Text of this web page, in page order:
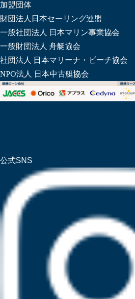
加盟団体
財団法人日本セーリング連盟
一般社団法人 日本マリン事業協会
一般財団法人 舟艇協会
社団法人 日本マリーナ・ビーチ協会
NPO法人 日本中古艇協会
公式SNS